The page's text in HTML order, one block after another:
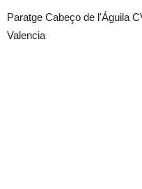
Paratge Cabeço de l'Águila
Valencia